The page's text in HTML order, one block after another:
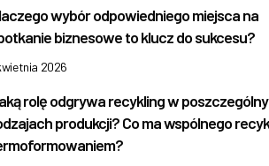
wybór odpowiedniego miejsca na
biznesowe to klucz do sukcesu?
2026
rolę odgrywa recykling w
produkcji? Co ma wspólnego